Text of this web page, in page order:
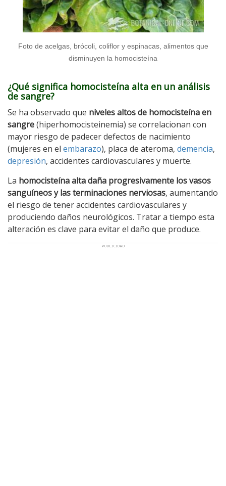
Foto de acelgas, brócoli, coliflor y espinacas, alimentos que
disminuyen la homocisteína
¿Qué significa homocisteína alta en un análisis
de sangre?
Se ha observado que niveles altos de homocisteína en
sangre(hiperhomocisteinemia) se correlacionan con
mayor riesgo de padecer defectos de nacimiento
(mujeres en el embarazo), placa de ateroma, demencia,
depresión, accidentes cardiovasculares y muerte.
La homocisteína alta daña progresivamente los vasos
sanguíneos y las terminaciones nerviosas, aumentando
el riesgo de tener accidentes cardiovasculares y
produciendo daños neurológicos. Tratar a tiempo esta
alteración es clave para evitar el daño que produce.